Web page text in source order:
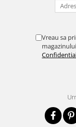
Vreau sa